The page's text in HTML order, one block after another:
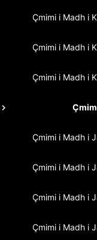
Çmimi i Madh i
Çmimi i Madh i
Çmimi i Madh i
Çmimi i Madh i
Çmimi i Madh i
Çmimi i Madh i
Çmimi i Madh i